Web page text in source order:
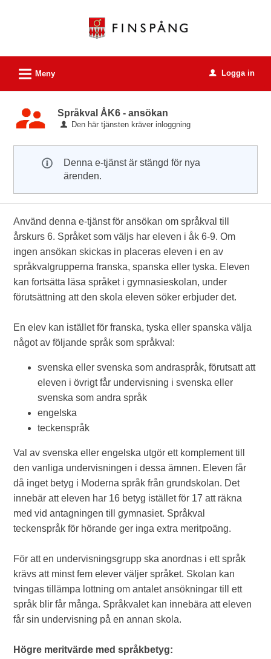
tjänster
Finspångs
kommun
L Meny u Logga in
Språkval ÅK6 - ansökan
Den här tjänsten kräver inloggning
Denna e-tjänst är stängd för nya
ärenden.
Använd denna e-tjänst för ansökan om språkval till
årskurs 6. Språket som väljs har eleven i åk 6-9. Om
ingen ansökan skickas in placeras eleven i en av
språkvalgrupperna franska, spanska eller tyska. Eleven
kan fortsätta läsa språket i gymnasieskolan, under
förutsättning att den skola eleven söker erbjuder det.
En elev kan istället för franska, tyska eller spanska välja
något av följande språk som språkval:
svenska eller svenska som andraspråk, förutsatt att
eleven i övrigt får undervisning i svenska eller
svenska som andra språk
engelska
teckenspråk
Val av svenska eller engelska utgör ett komplement till
den vanliga undervisningen i dessa ämnen. Eleven får
då inget betyg i Moderna språk från grundskolan. Det
innebär att eleven har 16 betyg istället för 17 att räkna
med vid antagningen till gymnasiet. Språkval
teckenspråk för hörande ger inga extra meritpoäng.
För att en undervisningsgrupp ska anordnas i ett språk
krävs att minst fem elever väljer språket. Skolan kan
tvingas tillämpa lottning om antalet ansökningar till ett
språk blir får många. Språkvalet kan innebära att eleven
får sin undervisning på en annan skola.
Högre meritvärde med språkbetyg: